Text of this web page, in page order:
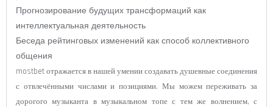
Прогнозирование будущих трансформаций как
интеллектуальная деятельность
Беседа рейтинговых изменений как способ коллективного
общения
mostbet отражается в нашей умении создавать душевные соединения
с отвлечёнными числами и позициями. Мы можем переживать за
дорогого музыканта в музыкальном топе с тем же волнением, с